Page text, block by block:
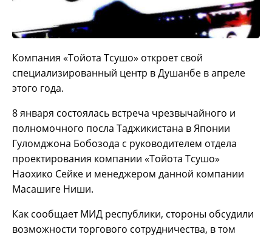
Компания «Тойота Тсушо» откроет свой
специализированный центр в Душанбе в апреле
этого года.
8 января состоялась встреча чрезвычайного и
полномочного посла Таджикистана в Японии
Гуломджона Бобозода с руководителем отдела
проектирования компании «Тойота Тсушо»
Наохико Сейке и менеджером данной компании
Масашиге Ниши.
Как сообщает МИД республики, стороны обсудили
возможности торгового сотрудничества, в том